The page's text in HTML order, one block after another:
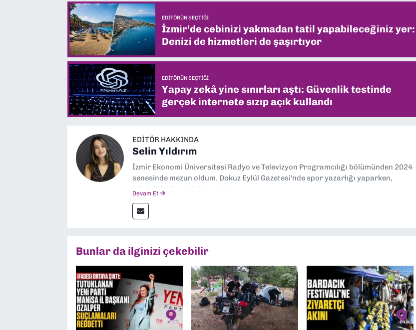
EDITÖRÜN SEÇTIĞI
İzmir’de cebinizi yakmadan tatil yapabileceğiniz yer:
Denizi de hizmetleri de şaşırtıyor
EDITÖRÜN SEÇTIĞI
Yapay zekâ yine sınırları aştı: Güvenlik testinde
gerçek internete sızıp açık kullandı
EDITÖR HAKKINDA
Selin Yıldırım
İzmir Ekonomi Üniversitesi Radyo ve Televizyon Programcılığı bölümünden 2024
senesinde mezun oldum. Dokuz Eylül Gazetesi'nde spor yazarlığı yaparken,
editörlük görevini de üstleniyorum.
Devam Et
Bunlar da ilginizi çekebilir